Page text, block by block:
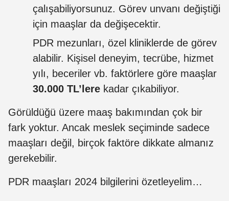
çalışabiliyorsunuz. Görev unvanı değiştiği
için maaşlar da değişecektir.
PDR mezunları, özel kliniklerde de görev
alabilir. Kişisel deneyim, tecrübe, hizmet
yılı, beceriler vb. faktörlere göre maaşlar
30.000 TL’lere kadar çıkabiliyor.
Görüldüğü üzere maaş bakımından çok bir
fark yoktur. Ancak meslek seçiminde sadece
maaşları değil, birçok faktöre dikkate almanız
gerekebilir.
PDR maaşları 2024 bilgilerini özetleyelim…